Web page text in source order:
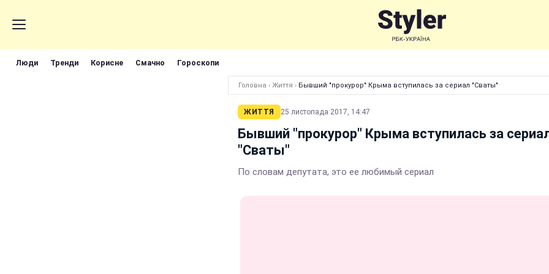
Люди Тренди Корисне Смачно Гороскопи
Головна › Життя › Бывший "прокурор" Крыма вступилась за сериал "Сваты"
ЖИТТЯ 25 листопада 2017, 14:47
Бывший "прокурор" Крыма вступилась за
"Сваты"
По словам депутата, это ее любимый сериал